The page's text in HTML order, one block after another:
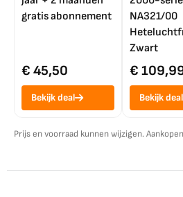
gratis abonnement
€ 45,50
Bekijk deal
NA321/00
Zwart
€
Bekijk deal
Prijs en voorraad kunnen wijzigen.